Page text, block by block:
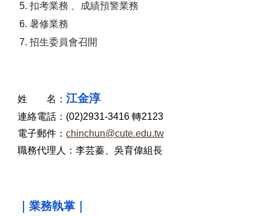
扣考業務
成績預警業務
暑修業務
招生委員會召開
姓 名：江金淳
連絡電話：(02)2931-3416 轉2123
電子郵件：chinchun@cute.edu.tw
職務代理人：李芸蓁 、吳育偉組長
｜業務執掌｜